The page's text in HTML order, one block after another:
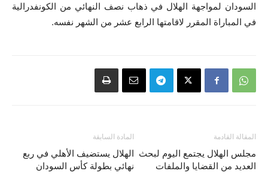
السودان لمواجهة الهلال في ذهاب نصف النهائي من الكونفدرالية
في المباراة المقرر لاقامتها الرابع عشر من الشهر نفسه.
المادة السابقة
الهلال يستضيف الأهلي في ربع
نهائي بطولة كأس السودان
المقالة القادمة
مجلس الهلال يجتمع اليوم لبحث
العديد من القضايا والملفات